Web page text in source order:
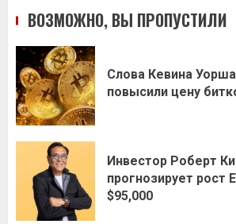
ВОЗМОЖНО, ВЫ ПРОПУСТИЛИ
Слова Кевина
повысили цену
Инвестор Роберт
прогнозирует рост
$95,000